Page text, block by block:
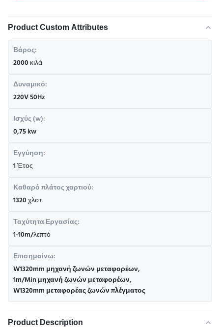
Product Custom Attributes
Βάρος:
2000 κιλά
Δυναμικό:
220V 50Hz
Ισχύς (w):
0,75 kw
Εγγύηση:
1 Έτος
Καθαρό πλάτος χαρτιού:
1320 χλστ
Ταχύτητα Εργασίας:
1-10m/λεπτό
Επισημαίνω:
W1320mm μηχανή ζωνών μεταφορέων,
1m/Min μηχανή ζωνών μεταφορέων,
W1320mm μεταφορέας ζωνών πλέγματος
Product Description